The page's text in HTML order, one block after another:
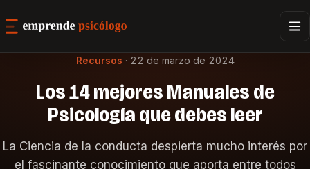
Recursos · 22 de marzo de 2024
Los 14 mejores Manuales de
Psicología que debes leer
La Ciencia de la conducta despierta mucho interés por
el fascinante conocimiento que aporta entre todos